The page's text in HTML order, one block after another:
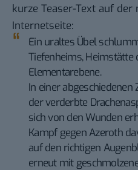
kurze Teaser-Text auf der
Internetseite:
Ein uraltes Übel
Tiefenheims, Heimstätte
Elementarebene.
In einer
der verderbte
sich von den Wunden
Kampf gegen Azeroth
auf den richtigen
erneut mit